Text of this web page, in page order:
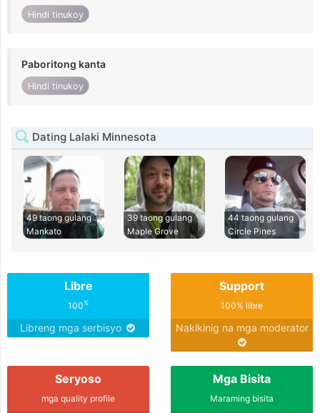
Hindi tinukoy
Paboritong kanta
Hindi tinukoy
Dating Lalaki Minnesota
49 taong gulang
Mankato
39 taong gulang
Maple Grove
44 taong gulang
Circle Pines
Libre
100%
Libreng mga serbisyo
Support
100% libre
Nakikinig na mga moderator
Seryoso
mga quality profile
Mga Bisita
Maraming bisita